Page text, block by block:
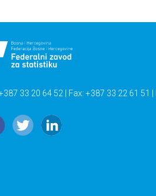
33 20 64 52 | Fax: +387 33 22 61 51 |